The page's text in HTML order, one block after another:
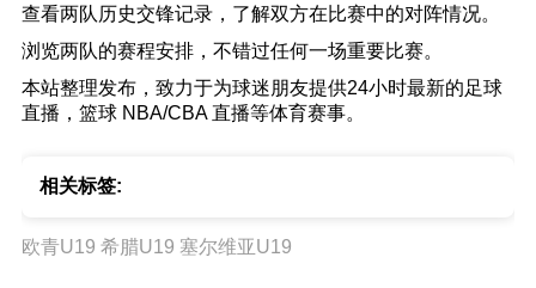
查看两队历史交锋记录，了解双方在比赛中的对阵情况。
浏览两队的赛程安排，不错过任何一场重要比赛。
本站整理发布，致力于为球迷朋友提供24小时最新的足球
直播，篮球 NBA/CBA 直播等体育赛事。
相关标签:
欧青U19 希腊U19 塞尔维亚U19